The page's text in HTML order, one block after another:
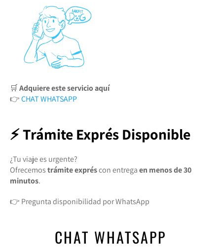
🛒Adquiere este servicio aquí
👉CHAT WHATSAPP
⚡ Trámite Exprés Disponible
¿Tu viaje es urgente?
Ofrecemostrámite expréscon entregaen menos de 30
minutos.
👉 Pregunta disponibilidad por WhatsApp
CHAT WHATSAPP